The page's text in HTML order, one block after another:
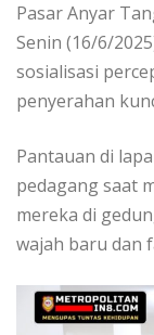
Pasar Anyar
Senin (16/6/
sosialisasi
penyerahan
Pantauan di
pedagang saat
mereka di
wajah baru dan